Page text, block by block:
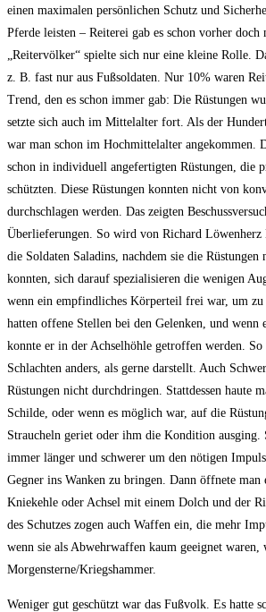
einen maximalen persönlichen Schutz und
Pferde leisten – Reiterei gab es schon vorher doch
„Reitervölker“ spielte sich nur eine kleine Rolle.
z. B. fast nur aus Fußsoldaten. Nur 10% waren
Trend, den es schon immer gab: Die Rüstungen
setzte sich auch im Mittelalter fort. Als der
war man schon im Hochmittelalter angekommen.
schon in individuell angefertigten Rüstungen, die
schützten. Diese Rüstungen konnten nicht von
durchschlagen werden. Das zeigten
Überlieferungen. So wird von Richard Löwenherz
die Soldaten Saladins, nachdem sie die Rüstungen
konnten, sich darauf spezialisieren die wenigen
wenn ein empfindliches Körperteil frei war, um zu
hatten offene Stellen bei den Gelenken, und wenn
konnte er in der Achselhöhle getroffen werden.
Schlachten anders, als gerne darstellt. Auch
Rüstungen nicht durchdringen. Stattdessen haute
Schilde, oder wenn es möglich war, auf die
Straucheln geriet oder ihm die Kondition ausging.
immer länger und schwerer um den nötigen
Gegner ins Wanken zu bringen. Dann öffnete man
Kniekehle oder Achsel mit einem Dolch und der
des Schutzes zogen auch Waffen ein, die mehr
wenn sie als Abwehrwaffen kaum geeignet waren,
Morgensterne/Kriegshammer.
Weniger gut geschützt war das Fußvolk. Es hatte